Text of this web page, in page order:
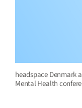
headspace Denmark
Mental Health